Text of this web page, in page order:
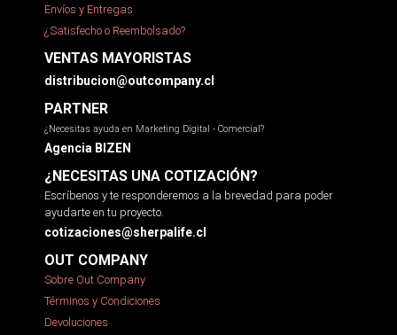
Envíos y Entregas
¿Satisfecho o Reembolsado?
VENTAS MAYORISTAS
distribucion@outcompany.cl
PARTNER
¿Necesitas ayuda en Marketing Digital - Comercial?
Agencia BIZEN
¿NECESITAS UNA COTIZACIÓN?
Escríbenos y te responderemos a la brevedad para poder
ayudarte en tu proyecto.
cotizaciones@sherpalife.cl
OUT COMPANY
Sobre Out Company
Términos y Condiciones
Devoluciones